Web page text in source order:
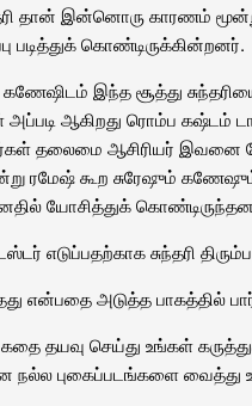
தான் இன்னொரு காரணம்
படித்துக் கொண்டிருக்கின்றனர்.
கணேஷிடம் இந்த சூத்து
ஆகிறது ரொம்ப கஷ்டம்
தலைமை ஆசிரியர் இவனை
ரமேஷ் கூற சுரேஷும்
யோசித்துக்
எடுப்பதற்காக சுந்தரி
என்பதை அடுத்த பாகத்தில்
தயவு செய்து உங்கள்
நல்ல புகைப்படங்களை வைத்து